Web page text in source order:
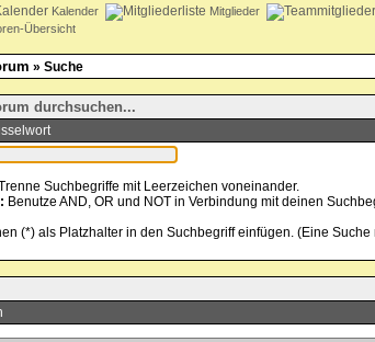
Kalender Mitglieder
Übersicht
» Suche
durchsuchen...
Suchbegriffe mit Leerzeichen voneinander.
Benutze AND, OR und NOT in Verbindung mit deinen
(*) als Platzhalter in den Suchbegriff einfügen. (Eine Suche